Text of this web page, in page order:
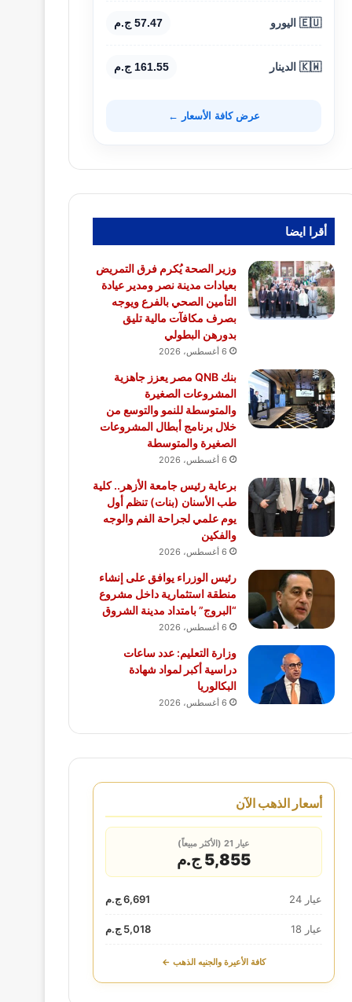
🇪🇺 اليورو 57.47 ج.م
🇰🇼 الدينار 161.55 ج.م
عرض كافة الأسعار ←
أقرا ايضا
وزير الصحة يُكرم فرق التمريض
بعيادات مدينة نصر ومدير عيادة
التأمين الصحي بالفرع ويوجه
بصرف مكافآت مالية تليق
بدورهن البطولي
6 أغسطس، 2026
بنك QNB مصر يعزز جاهزية
المشروعات الصغيرة
والمتوسطة للنمو والتوسع من
خلال برنامج أبطال المشروعات
الصغيرة والمتوسطة
6 أغسطس، 2026
برعاية رئيس جامعة الأزهر.. كلية
طب الأسنان (بنات) تنظم أول
يوم علمي لجراحة الفم والوجه
والفكين
6 أغسطس، 2026
رئيس الوزراء يوافق على إنشاء
منطقة استثمارية داخل مشروع
“البروج” بامتداد مدينة الشروق
6 أغسطس، 2026
وزارة التعليم: عدد ساعات
دراسية أكبر لمواد شهادة
البكالوريا
6 أغسطس، 2026
أسعار الذهب الآن
عيار 21 (الأكثر مبيعاً)
5,855 ج.م
عيار 24 6,691 ج.م
عيار 18 5,018 ج.م
كافة الأعيرة والجنيه الذهب ←